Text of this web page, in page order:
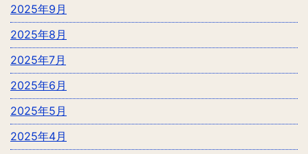
2025年9月
2025年8月
2025年7月
2025年6月
2025年5月
2025年4月